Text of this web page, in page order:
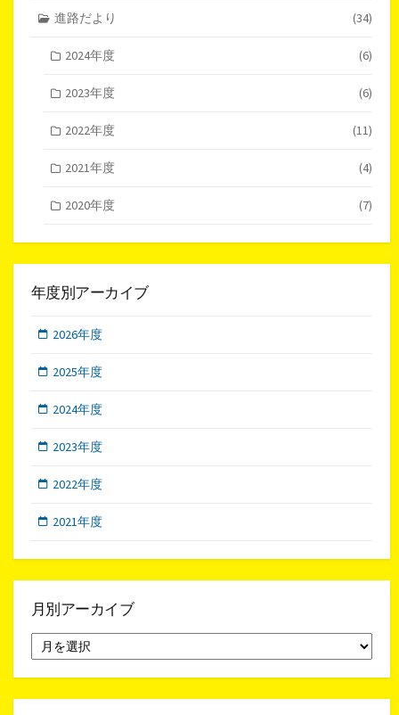
進路だより (34)
2024年度 (6)
2023年度 (6)
2022年度 (11)
2021年度 (4)
2020年度 (7)
年度別アーカイブ
2026年度
2025年度
2024年度
2023年度
2022年度
2021年度
月別アーカイブ
別
ア